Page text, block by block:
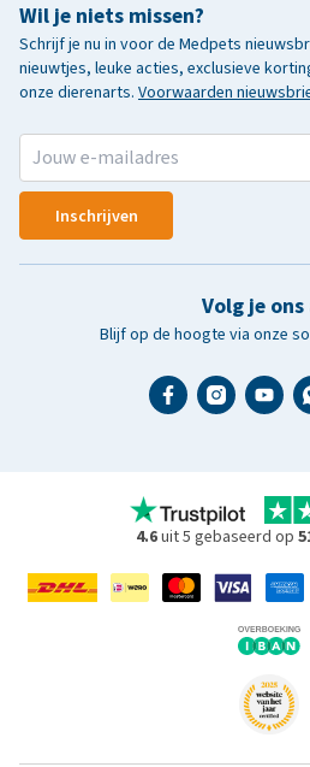
Wil je niets missen?
Schrijf je nu in voor de Medpets
nieuwtjes, leuke acties, exclusieve
onze dierenarts. Voorwaarden
Inschrijven
Volg je ons
Blijf op de hoogte via onze
4.6uit 5 gebaseerd op